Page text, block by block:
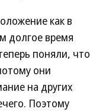
как в
долгое время
поняли, что
они
на других
Поэтому